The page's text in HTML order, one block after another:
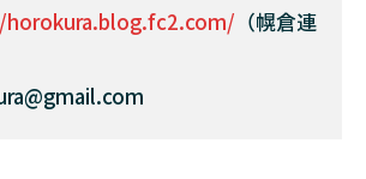
（幌倉連